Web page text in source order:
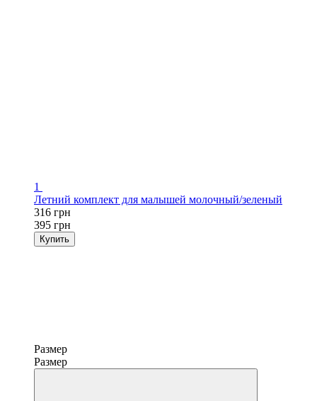
1
Летний комплект для малышей молочный/зеленый
316 грн
395 грн
Купить
Размер
Размер